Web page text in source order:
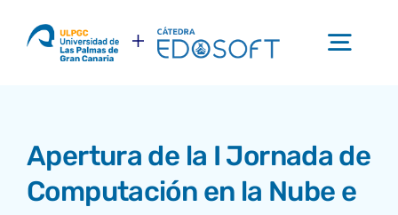
La Cátedra
Apertura de la I Jornada de
Computación en la Nube e